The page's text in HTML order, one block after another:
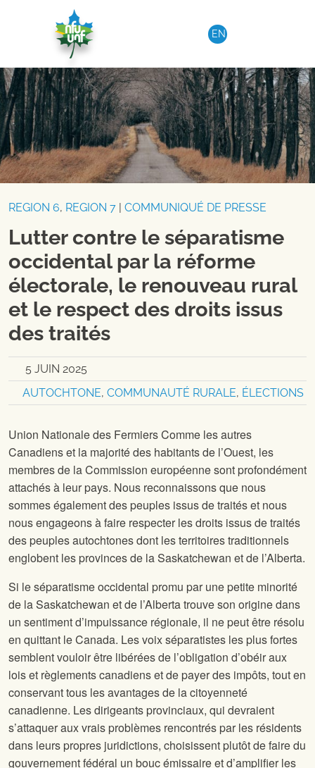
Aller au contenu
EN
REGION 6, REGION 7 COMMUNIQUÉ DE PRESSE
Lutter contre le séparatisme
occidental par la réforme
électorale, le renouveau rural
et le respect des droits issus
des traités
5 JUIN 2025
AUTOCHTONE, COMMUNAUTÉ RURALE, ÉLECTIONS
Union Nationale des Fermiers Comme les autres
Canadiens et la majorité des habitants de l’Ouest, les
membres de la Commission européenne sont profondément
attachés à leur pays. Nous reconnaissons que nous
sommes également des peuples issus de traités et nous
nous engageons à faire respecter les droits issus de traités
des peuples autochtones dont les territoires traditionnels
englobent les provinces de la Saskatchewan et de l’Alberta.
Si le séparatisme occidental promu par une petite minorité
de la Saskatchewan et de l’Alberta trouve son origine dans
un sentiment d’impuissance régionale, il ne peut être résolu
en quittant le Canada. Les voix séparatistes les plus fortes
semblent vouloir être libérées de l’obligation d’obéir aux
lois et règlements canadiens et de payer des impôts, tout en
conservant tous les avantages de la citoyenneté
canadienne. Les dirigeants provinciaux, qui devraient
s’attaquer aux vrais problèmes rencontrés par les résidents
dans leurs propres juridictions, choisissent plutôt de faire du
gouvernement fédéral un bouc émissaire et d’amplifier les